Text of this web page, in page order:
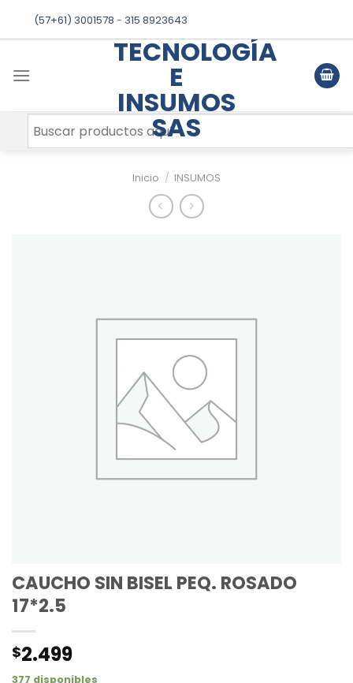
(57+61) 3001578 - 315 8923643
TECNOLOGÍA
E
INSUMOS
SAS
Inicio / INSUMOS
CAUCHO SIN BISEL PEQ. ROSADO
17*2.5
$2.499
377 disponibles